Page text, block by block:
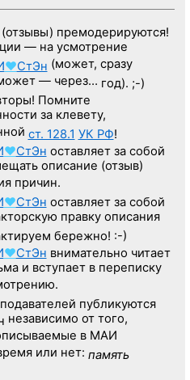
премодерируются!
— на усмотрение
♥СтЭн (может, сразу
— через… год). ;-)
Помните
за клевету,
ст. 128.1 УК РФ!
♥СтЭн оставляет за собой
описание (отзыв)
причин.
♥СтЭн оставляет за собой
правку описания
бережно! :-)
♥СтЭн внимательно читает
и вступает в переписку
публикуются
независимо от того,
в МАИ
или нет: память